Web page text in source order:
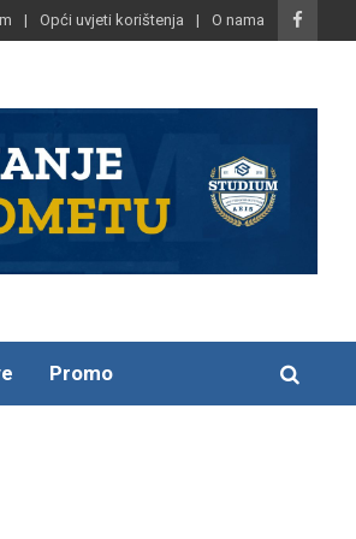
Opći uvjeti korištenja O nama
Promo